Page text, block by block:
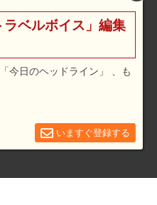
利用規約
広告メニュー・料金
ベルボイス」編集
今日のヘッドライン」 、も
いますぐ登録する